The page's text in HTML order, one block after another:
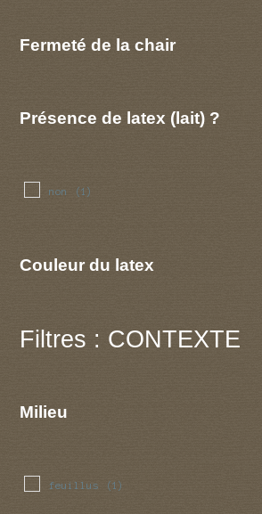
Fermeté de la chair
Présence de latex (lait) ?
non (1)
Couleur du latex
Filtres : CONTEXTE
Milieu
feuillus (1)